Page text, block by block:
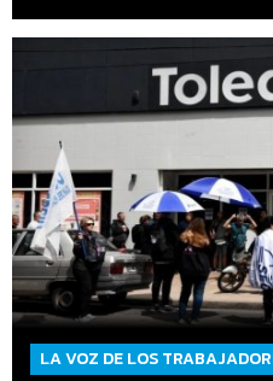
LA VOZ DE LOS